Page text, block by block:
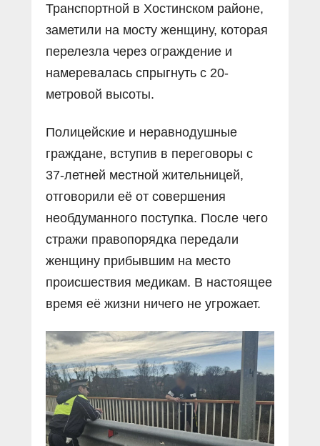
Транспортной в Хостинском районе,
заметили на мосту женщину, которая
перелезла через ограждение и
намеревалась спрыгнуть с 20-
метровой высоты.
Полицейские и неравнодушные
граждане, вступив в переговоры с
37-летней местной жительницей,
отговорили её от совершения
необдуманного поступка. После чего
стражи правопорядка передали
женщину прибывшим на место
происшествия медикам. В настоящее
время её жизни ничего не угрожает.